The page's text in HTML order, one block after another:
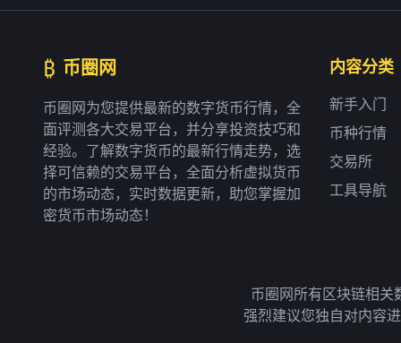
₿ 币圈网
币圈网为您提供最新的数字货币行情，全
面评测各大交易平台，并分享投资技巧和
经验。了解数字货币的最新行情走势，选
择可信赖的交易平台，全面分析虚拟货币
的市场动态，实时数据更新，助您掌握加
密货币市场动态！
内容分类
新手入门
币种行情
交易所
工具导航
币圈网所有区块链相关
强烈建议您独自对内容